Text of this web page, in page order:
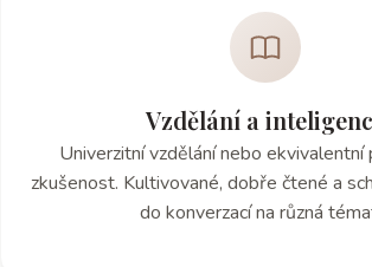
Vzdělání a
Univerzitní vzdělání nebo ekvivalentní
zkušenost. Kultivované, dobře čtené a
do konverzací na různá